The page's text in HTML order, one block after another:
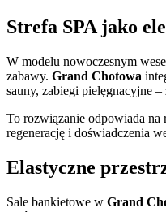
Strefa SPA jako
W modelu nowoczesnym
zabawy. Grand Chotowa
sauny, zabiegi pielęgnacyjne
To rozwiązanie odpowiada na
regenerację i doświadczenia
Elastyczne
Sale bankietowe w Grand